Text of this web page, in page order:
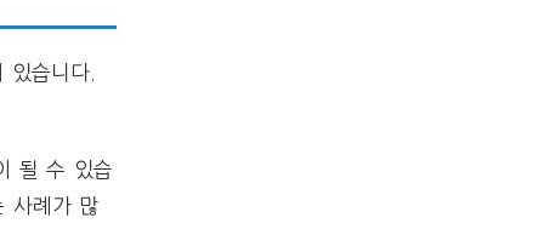
습니다.
될 수 있습
사례가 많